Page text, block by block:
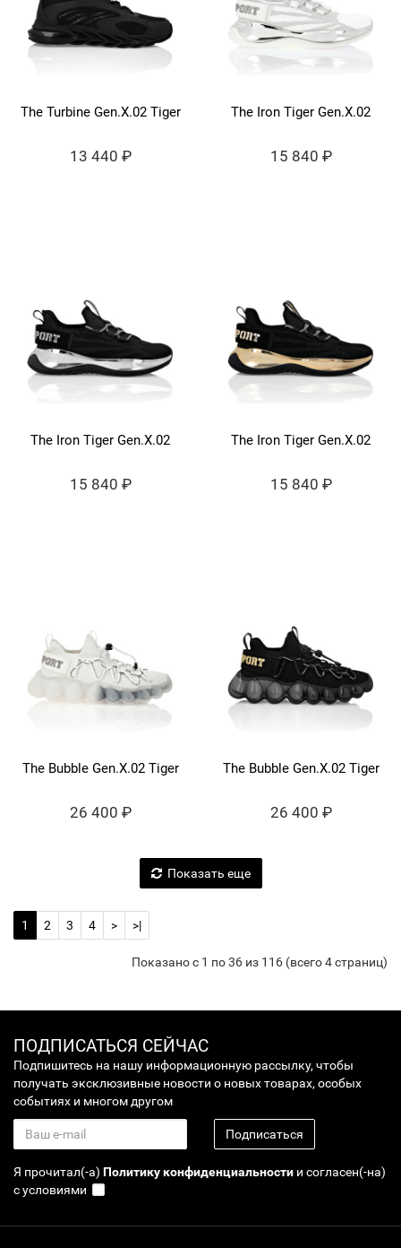
The Turbine Gen.X.02 Tiger
13 440 ₽
The Iron Tiger Gen.X.02
15 840 ₽
The Iron Tiger Gen.X.02
15 840 ₽
The Iron Tiger Gen.X.02
15 840 ₽
The Bubble Gen.X.02 Tiger
26 400 ₽
The Bubble Gen.X.02 Tiger
26 400 ₽
Показать еще
1 2 3 4 > >|
Показано с 1 по 36 из 116 (всего 4 страниц)
ПОДПИСАТЬСЯ СЕЙЧАС
Подпишитесь на нашу информационную рассылку, чтобы
получать эксклюзивные новости о новых товарах, особых
событиях и многом другом
Подписаться
Я прочитал(-а) Политику конфиденциальности и согласен(-на)
с условиями